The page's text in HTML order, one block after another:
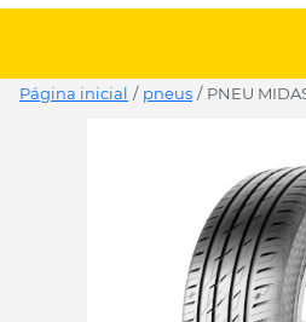
Página inicial / pneus / PNEU